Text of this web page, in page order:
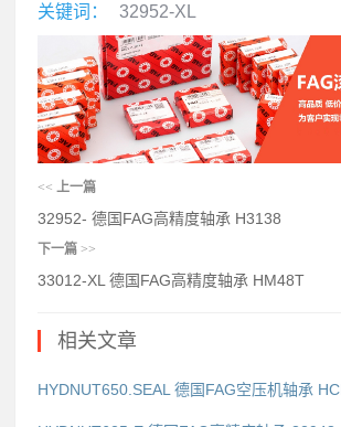
关键词： 32952-XL
<< 上一篇
32952- 德国FAG高精度轴承 H3138
下一篇 >>
33012-XL 德国FAG高精度轴承 HM48T
相关文章